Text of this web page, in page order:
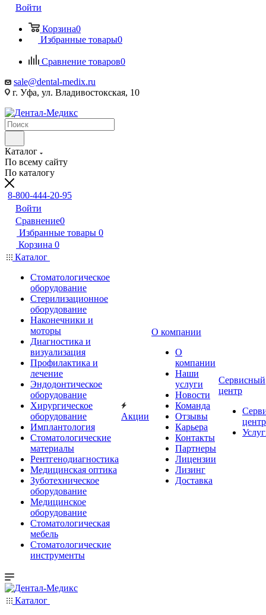
Войти
Корзина0
Избранные товары0
Сравнение товаров0
sale@dental-medix.ru
г. Уфа, ул. Владивостокская, 10
Каталог
По всему сайту
По каталогу
8-800-444-20-95
Войти
Сравнение0
Избранные товары 0
Корзина 0
Каталог
Стоматологическое
оборудование
Стерилизационное
оборудование
Наконечники и
моторы
Диагностика и
визуализация
Профилактика и
лечение
Эндодонтическое
оборудование
Хирургическое
оборудование
Имплантология
Стоматологические
материалы
Рентгенодиагностика
Медицинская оптика
Зуботехническое
оборудование
Медицинское
оборудование
Стоматологическая
мебель
Стоматологические
инструменты
Акции
О компании
О
компании
Наши
услуги
Новости
Команда
Отзывы
Карьера
Контакты
Партнеры
Лицензии
Лизинг
Доставка
Сервисный
центр
центр
Каталог